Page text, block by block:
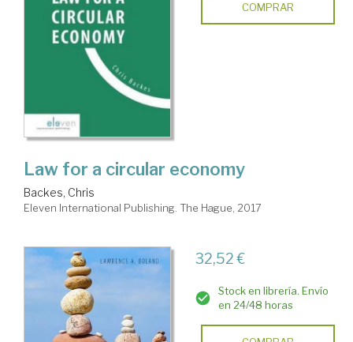
COMPRAR
Law for a circular economy
Backes, Chris
Eleven International Publishing. The Hague, 2017
32,52 €
Stock en librería. Envío
en 24/48 horas